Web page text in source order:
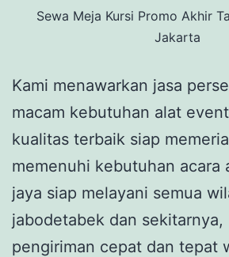
Sewa Meja Kursi Promo Akhir
Jakarta
Kami menawarkan jasa
macam kebutuhan alat
kualitas terbaik siap
memenuhi kebutuhan acara
jaya siap melayani semua
jabodetabek dan sekitarnya,
pengiriman cepat dan tepat